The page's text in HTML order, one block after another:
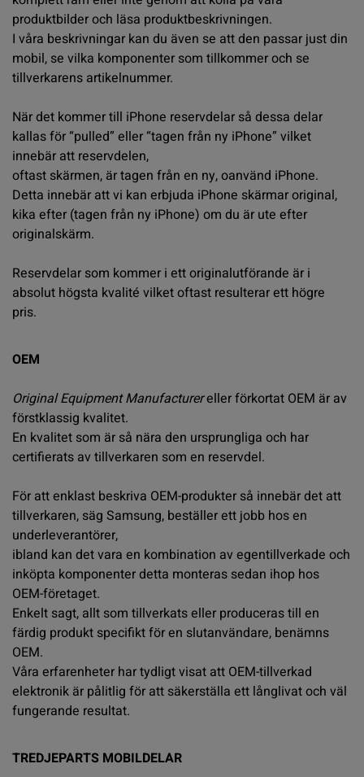
produktbilder och läsa produktbeskrivningen.
I våra beskrivningar kan du även se att den passar just din
mobil, se vilka komponenter som tillkommer och se
tillverkarens artikelnummer.
När det kommer till iPhone reservdelar så dessa delar
kallas för “pulled” eller “tagen från ny iPhone” vilket
innebär att reservdelen,
oftast skärmen, är tagen från en ny, oanvänd iPhone.
Detta innebär att vi kan erbjuda iPhone skärmar original,
kika efter (tagen från ny iPhone) om du är ute efter
originalskärm.
Reservdelar som kommer i ett originalutförande är i
absolut högsta kvalité vilket oftast resulterar ett högre
pris.
OEM
OriginalEquipment Manufacturereller förkortat OEM är av
förstklassig kvalitet.
En kvalitet som är så nära den ursprungliga och har
certifierats av tillverkaren som en reservdel.
För att enklast beskriva OEM-produkter så innebär det att
tillverkaren, säg Samsung, beställer ett jobb hos en
underleverantörer,
ibland kan det vara en kombination av egentillverkade och
inköpta komponenter detta monteras sedan ihop hos
OEM-företaget.
Enkelt sagt, allt som tillverkats eller produceras till en
färdig produkt specifikt för en slutanvändare, benämns
OEM.
Våra erfarenheter har tydligt visat att OEM-tillverkad
elektronik är pålitlig för att säkerställa ett långlivat och väl
fungerande resultat.
TREDJEPARTS MOBILDELAR